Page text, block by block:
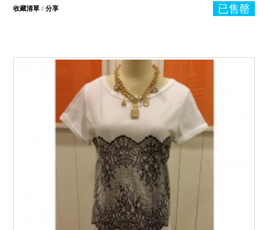
已售罄
收藏清單 / 分享